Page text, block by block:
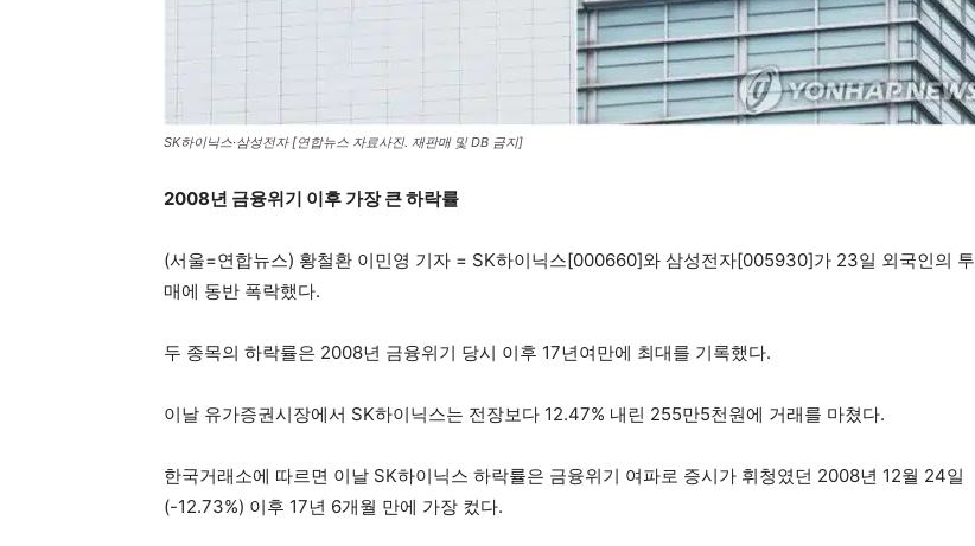
SK하이닉스·삼성전자 [연합뉴스 자료사진. 재판매 및 DB 금지]
2008년 금융위기 이후 가장 큰 하락률
(서울=연합뉴스) 황철환 이민영 기자 = SK하이닉스[000660]와 삼성전자[005930]가 23일 외국인의 투
매에 동반 폭락했다.
두 종목의 하락률은 2008년 금융위기 당시 이후 17년여만에 최대를 기록했다.
이날 유가증권시장에서 SK하이닉스는 전장보다 12.47% 내린 255만5천원에 거래를 마쳤다.
한국거래소에 따르면 이날 SK하이닉스 하락률은 금융위기 여파로 증시가 휘청였던 2008년 12월 24일
(-12.73%) 이후 17년 6개월 만에 가장 컸다.